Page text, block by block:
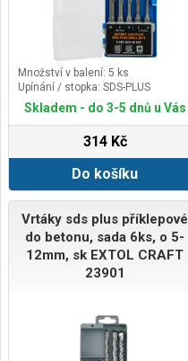
Množství v balení: 5 ks
Upínání / stopka: SDS-PLUS
Skladem - do 3-5 dnů u Vás
314 Kč
Do košíku
Vrtáky sds plus příklepové
do betonu, sada 6ks, o 5-
12mm, sk EXTOL CRAFT
23901